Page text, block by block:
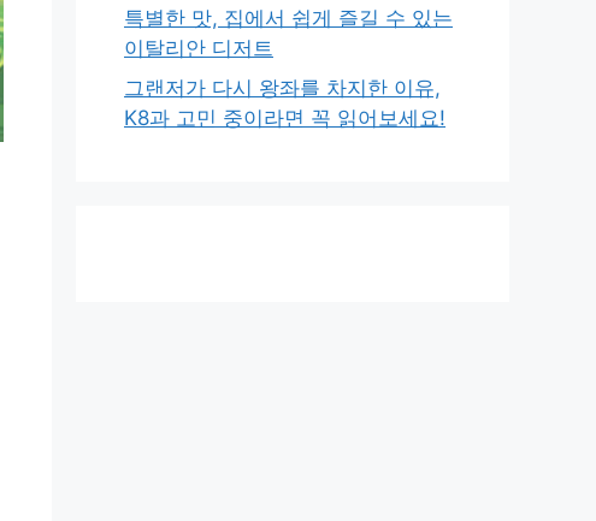
특별한 맛, 집에서 쉽게 즐길 수 있는
이탈리안 디저트
그랜저가 다시 왕좌를 차지한 이유,
K8과 고민 중이라면 꼭 읽어보세요!